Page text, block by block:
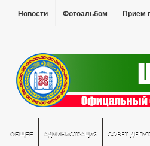
Новости Фотоальбом Прием
ОБЩЕЕ АДМИНИСТРАЦИЯ СОВЕТ